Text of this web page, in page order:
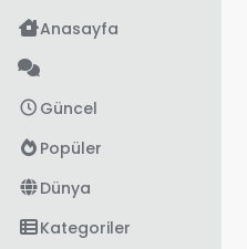
İçeriğe atla
Anasayfa
Güncel
Popüler
Dünya
Kategoriler